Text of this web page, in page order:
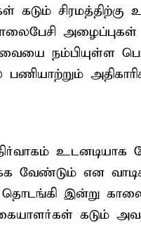
கடும்
நம்பியுள்ள
வேண்டும் என
தொடங்கி இன்று
கடும்